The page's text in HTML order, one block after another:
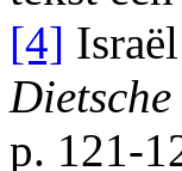
[4]
p. 121-